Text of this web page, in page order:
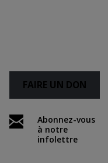
FAIRE UN DON
Abonnez-vous
à notre
infolettre